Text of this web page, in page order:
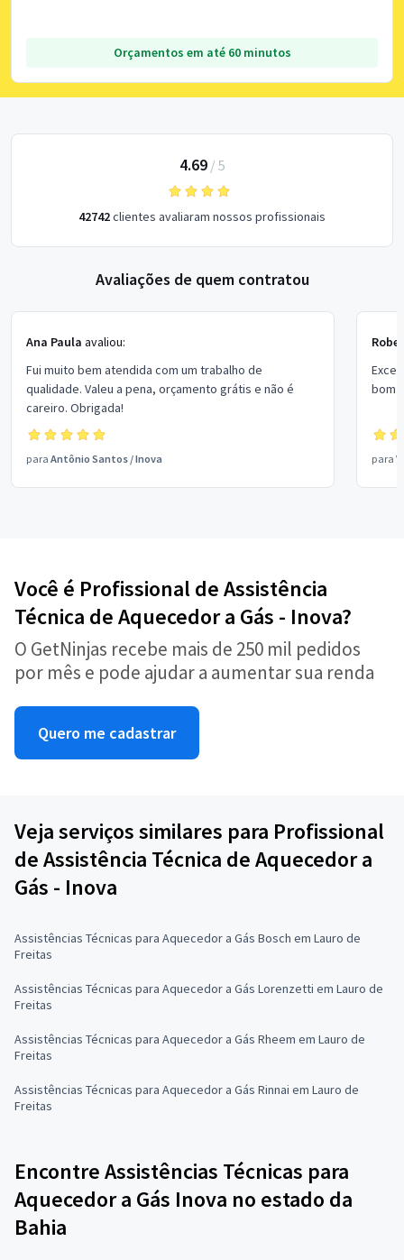
Orçamentos em até 60 minutos
4.69/ 5
42742clientes avaliaram nossos profissionais
Avaliações de quem contratou
Ana Paula avaliou:
Fui muito bem atendida com um trabalho de
qualidade. Valeu a pena, orçamento grátis e não é
careiro. Obrigada!
para Antônio Santos /Inova
bom
para
Você é Profissional de Assistência
Técnica de Aquecedor a Gás - Inova?
O GetNinjas recebe mais de 250 mil pedidos
por mês e pode ajudar a aumentar sua renda
Quero me cadastrar
Veja serviços similares para Profissional
de Assistência Técnica de Aquecedor a
Gás - Inova
Assistências Técnicas para Aquecedor a Gás Bosch em Lauro de
Freitas
Assistências Técnicas para Aquecedor a Gás Lorenzetti em Lauro de
Freitas
Assistências Técnicas para Aquecedor a Gás Rheem em Lauro de
Freitas
Assistências Técnicas para Aquecedor a Gás Rinnai em Lauro de
Freitas
Encontre Assistências Técnicas para
Aquecedor a Gás Inova no estado da
Bahia